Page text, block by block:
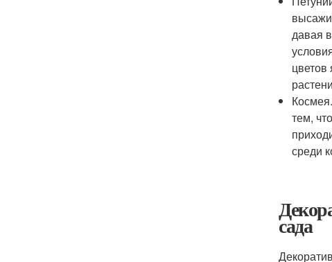
давая
тем,
среди
сада